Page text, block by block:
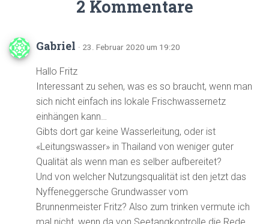
2 Kommentare
Gabriel · 23. Februar 2020 um 19:20
Hallo Fritz
Interessant zu sehen, was es so braucht, wenn man
sich nicht einfach ins lokale Frischwassernetz
einhängen kann…
Gibts dort gar keine Wasserleitung, oder ist
«Leitungswasser» in Thailand von weniger guter
Qualität als wenn man es selber aufbereitet?
Und von welcher Nutzungsqualität ist den jetzt das
Nyffeneggersche Grundwasser vom
Brunnenmeister Fritz? Also zum trinken vermute ich